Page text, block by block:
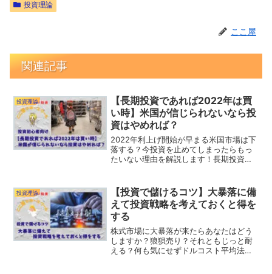
投資理論
ここ屋
関連記事
投資理論
【長期投資であれば2022年は買
い時】米国が信じられないなら投
資はやめれば？
2022年利上げ開始が早まる米国市場は下
落する？今投資を止めてしまったらもっ
たいない理由を解説します！長期投資は
資を強化せよ！
投資理論
【投資で儲けるコツ】大暴落に備
えて投資戦略を考えておくと得を
する
株式市場に大暴落が来たらあなたはどう
しますか？狼狽売り？それともじっと耐
える？何も気にせずドルコスト平均法で